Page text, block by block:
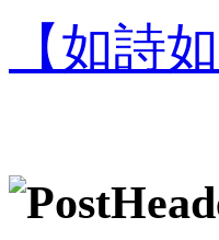
【如詩